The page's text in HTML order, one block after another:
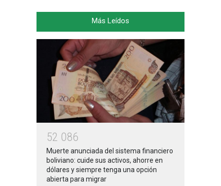
Más Leídos
52 086
Muerte anunciada del sistema financiero
boliviano: cuide sus activos, ahorre en
dólares y siempre tenga una opción
abierta para migrar